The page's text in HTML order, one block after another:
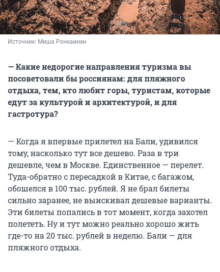
Источник: Миша Ронкаинен
— Какие недорогие направления туризма вы
посоветовали бы россиянам: для пляжного
отдыха, тем, кто любит горы, туристам, которые
едут за культурой и архитектурой, и для
гастротура?
— Когда я впервые прилетел на Бали, удивился
тому, насколько тут все дешево. Раза в три
дешевле, чем в Москве. Единственное — перелет.
Туда-обратно с пересадкой в Китае, с багажом,
обошелся в 100 тыс. рублей. Я не брал билеты
сильно заранее, не выискивал дешевые варианты.
Эти билеты попались в тот момент, когда захотел
полететь. Ну и тут можно реально хорошо жить
где-то на 20 тыс. рублей в неделю. Бали — для
пляжного отдыха.